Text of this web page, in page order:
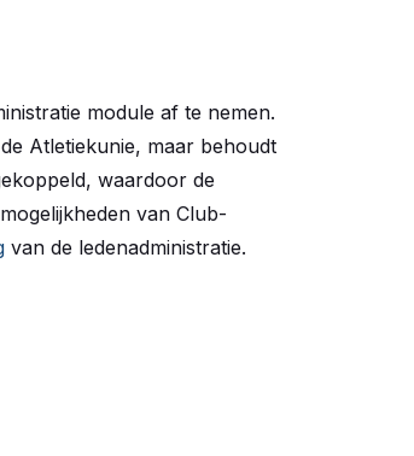
module af te nemen.
Atletiekunie, maar behoudt
waardoor de
van Club-
van de ledenadministratie.